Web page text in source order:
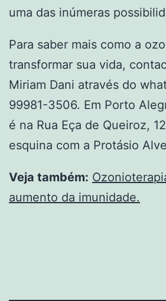
uma das inúmeras
Para saber mais como a
transformar sua vida,
Miriam Dani através do
99981-3506. Em Porto
é na Rua Eça de Queiroz,
esquina com a Protásio
Veja também:
aumento da imunidade.